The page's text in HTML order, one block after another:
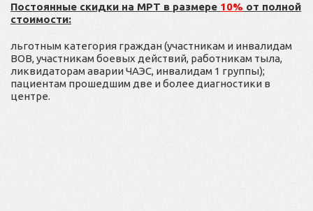
Постоянные скидки на МРТ в размере 10% от полной
стоимости:
льготным категория граждан (участникам и инвалидам
ВОВ, участникам боевых действий, работникам тыла,
ликвидаторам аварии ЧАЭС, инвалидам 1 группы);
пациентам прошедшим две и более диагностики в
центре.